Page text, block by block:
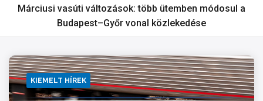
Márciusi vasúti változások: több ütemben módosul a
Budapest–Győr vonal közlekedése
KIEMELT HÍREK